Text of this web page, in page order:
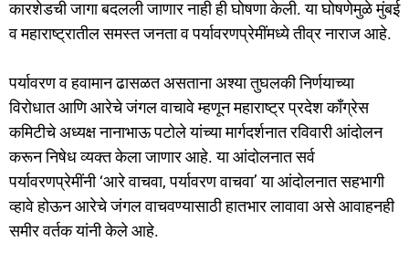
कारशेडची जागा बदलली जाणार नाही ही घोषणा केली. या घोषणेमुळे मुंबई
व महाराष्ट्रातील समस्त जनता व पर्यावरणप्रेमींमध्ये तीव्र नाराज आहे.
पर्यावरण व हवामान ढासळत असताना अश्या तुघलकी निर्णयाच्या
विरोधात आणि आरेचे जंगल वाचावे म्हणून महाराष्ट्र प्रदेश काँग्रेस
कमिटीचे अध्यक्ष नानाभाऊ पटोले यांच्या मार्गदर्शनात रविवारी आंदोलन
करून निषेध व्यक्त केला जाणार आहे. या आंदोलनात सर्व
पर्यावरणप्रेमींनी ‘आरे वाचवा, पर्यावरण वाचवा’ या आंदोलनात सहभागी
व्हावे होऊन आरेचे जंगल वाचवण्यासाठी हातभार लावावा असे आवाहनही
समीर वर्तक यांनी केले आहे.